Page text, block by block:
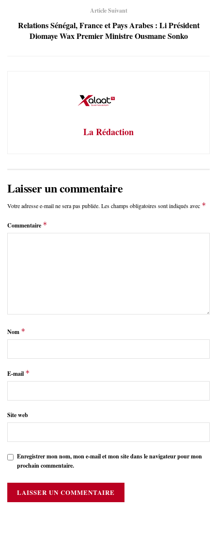
Article Suivant
Relations Sénégal, France et Pays Arabes : Li Président
Diomaye Wax Premier Ministre Ousmane Sonko
La Rédaction
Laisser un commentaire
Votre adresse e-mail ne sera pas publiée. Les champs obligatoires sont indiqués avec *
Commentaire *
Nom *
E-mail *
Site web
Enregistrer mon nom, mon e-mail et mon site dans le navigateur pour mon
prochain commentaire.